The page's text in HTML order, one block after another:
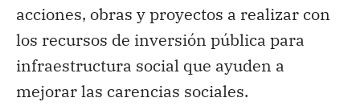
acciones, obras y proyectos a realizar con
los recursos de inversión pública para
infraestructura social que ayuden a
mejorar las carencias sociales.